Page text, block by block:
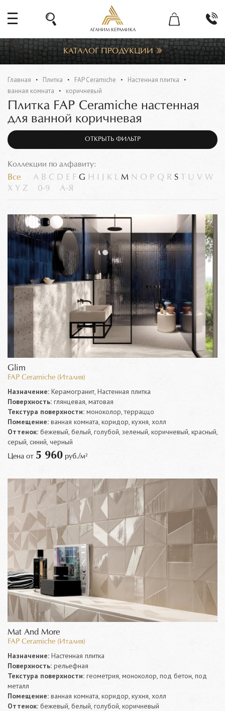
АГАНИМ КЕРАМИКА
КАТАЛОГ ПРОДУКЦИИ
Главная Плитка FAP Ceramiche
Настенная плитка
ванная комната
коричневый
Плитка FAP Ceramiche настенная
для ванной коричневая
ОТКРЫТЬ ФИЛЬТР
Коллекции по алфавиту:
Все A B C D E F G H K L M N O P Q R S U V W
X Y Z 0-9 А-Я
Glim
FAP Ceramiche (Италия)
Назначение: Керамогранит, Настенная плитка
Поверхность: глянцевая, матовая
Текстура поверхности: моноколор, терраццо
Помещение: ванная комната, коридор, кухня, холл
Оттенок: бежевый, белый, голубой, зеленый, коричневый, красный,
серый, синий, черный
Цена от 5 960 руб./м²
Mat And More
FAP Ceramiche (Италия)
Назначение: Настенная плитка
Поверхность: рельефная
Текстура поверхности: геометрия, моноколор, под бетон, под
металл
Помещение: ванная комната, коридор, кухня, холл
Оттенок: бежевый, белый, голубой, коричневый